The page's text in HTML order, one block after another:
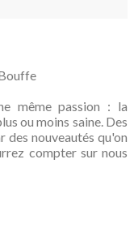
même passion : la
ou moins saine. Des
des nouveautés qu'on
compter sur nous